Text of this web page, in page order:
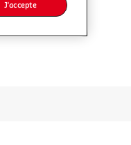
J'accepte